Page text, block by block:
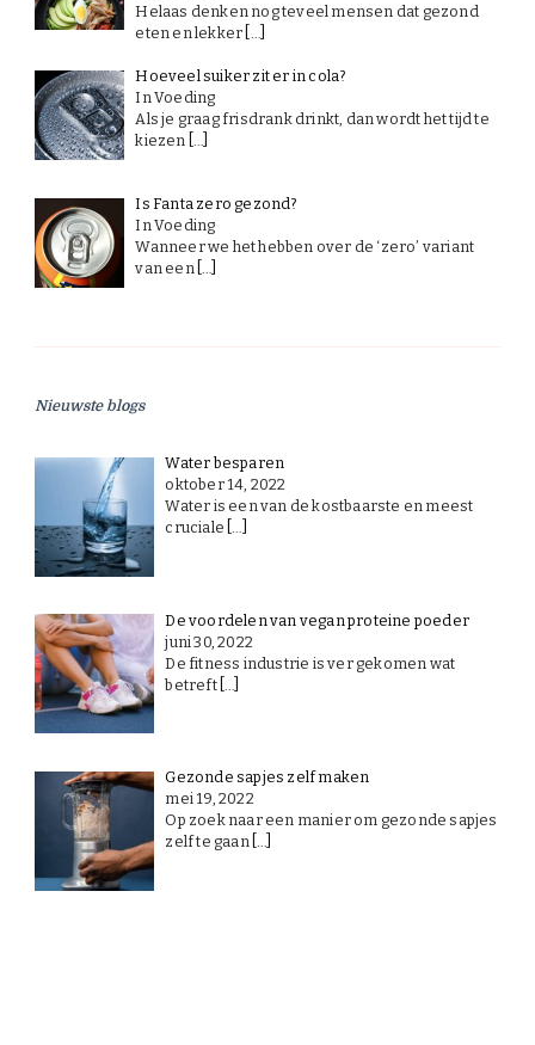
Helaas denken nog teveel mensen dat gezond
eten en lekker
Hoeveel suiker zit er in cola?
In Voeding
Als je graag frisdrank drinkt, dan wordt het tijd te
kiezen […]
Is Fanta zero gezond?
In Voeding
Wanneer we het hebben over de ‘zero’ variant
van een
Nieuwste blogs
Water besparen
oktober 14, 2022
Water is een van de kostbaarste en meest
cruciale
De voordelen van vegan proteine poeder
juni 30, 2022
De fitness industrie is ver gekomen wat
betreft
Gezonde sapjes zelf maken
mei 19, 2022
Op zoek naar een manier om gezonde sapjes
zelf te gaan […]